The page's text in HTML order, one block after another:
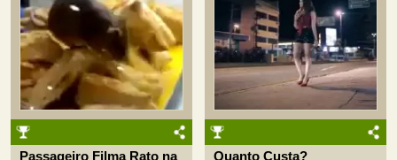
Passageiro Filma Rato na
Quanto Custa?